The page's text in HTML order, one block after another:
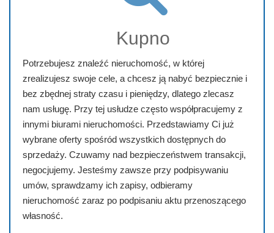
Kupno
Potrzebujesz znaleźć nieruchomość, w której
zrealizujesz swoje cele, a chcesz ją nabyć bezpiecznie i
bez zbędnej straty czasu i pieniędzy, dlatego zlecasz
nam usługę. Przy tej usłudze często współpracujemy z
innymi biurami nieruchomości. Przedstawiamy Ci już
wybrane oferty spośród wszystkich dostępnych do
sprzedaży. Czuwamy nad bezpieczeństwem transakcji,
negocjujemy. Jesteśmy zawsze przy podpisywaniu
umów, sprawdzamy ich zapisy, odbieramy
nieruchomość zaraz po podpisaniu aktu przenoszącego
własność.